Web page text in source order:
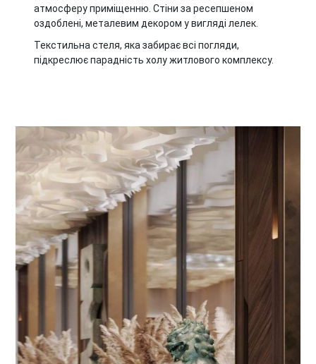
атмосферу приміщенню. Стіни за ресепшеном
оздоблені, металевим декором у вигляді лелек.
Текстильна стеля, яка забирає всі погляди,
підкреслює парадність холу житлового комплексу.